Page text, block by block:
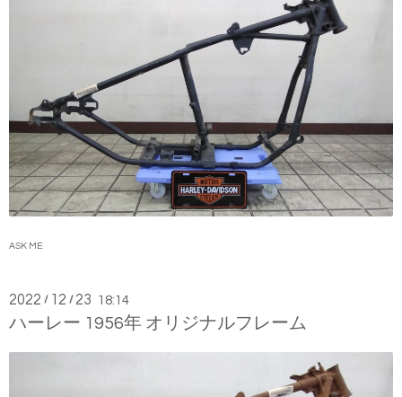
ASK ME
2022 / 12 / 23 18:14
ハーレー 1956年 オリジナルフレーム